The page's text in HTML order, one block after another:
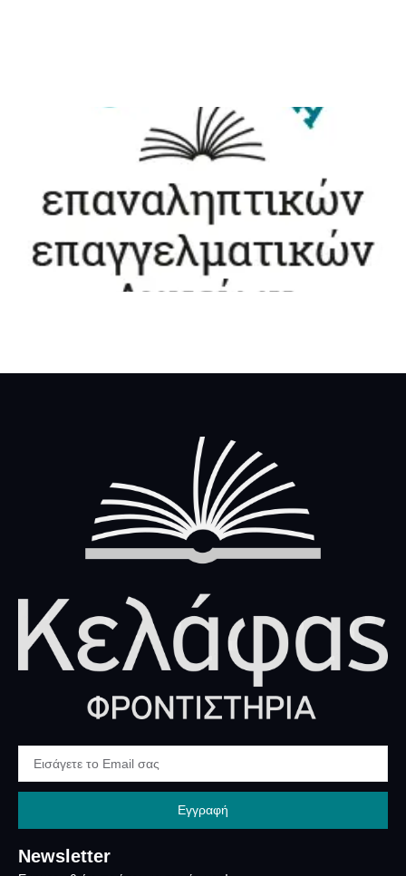
Newsletter
Εγγραφή